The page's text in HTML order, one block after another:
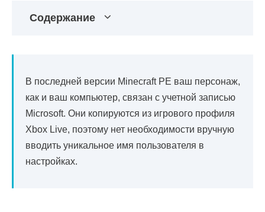
Содержание
В последней версии Minecraft PE ваш персонаж,
как и ваш компьютер, связан с учетной записью
Microsoft. Они копируются из игрового профиля
Xbox Live, поэтому нет необходимости вручную
вводить уникальное имя пользователя в
настройках.